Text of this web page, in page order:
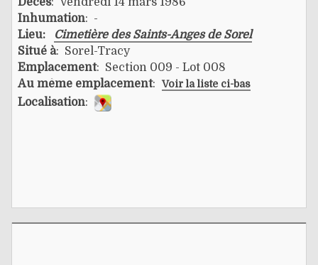
Inhumation: -
Lieu:
Cimetière des Saints-Anges de Sorel
Situé à: Sorel-Tracy
Emplacement: Section 009 - Lot 008
Au même emplacement: Voir la liste ci-bas
Localisation: